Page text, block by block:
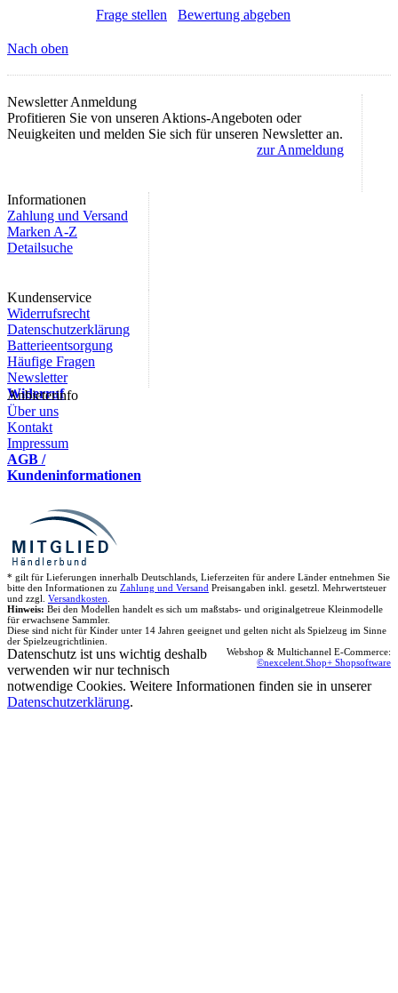
Frage stellen Bewertung abgeben
Nach oben
Newsletter Anmeldung
Profitieren Sie von unseren Aktions-Angeboten oder
Neuigkeiten und melden Sie sich für unseren Newsletter an.
zur Anmeldung
Informationen
Zahlung und Versand
Marken A-Z
Detailsuche
Kundenservice
Widerrufsrecht
Datenschutzerklärung
Batterieentsorgung
Häufige Fragen
Newsletter
Widerruf
Anbieterinfo
Über uns
Kontakt
Impressum
AGB /
Kundeninformationen
* gilt für Lieferungen innerhalb Deutschlands, Lieferzeiten für andere Länder entnehmen Sie
bitte den Informationen zu Zahlung und Versand Preisangaben inkl. gesetzl. Mehrwertsteuer
und zzgl. Versandkosten
Hinweis: Bei den Modellen handelt es sich um maßstabs- und originalgetreue Kleinmodelle
für erwachsene Sammler.
Diese sind nicht für Kinder unter 14 Jahren geeignet und gelten nicht als Spielzeug im Sinne
der Spielzeugrichtlinien.
Webshop & Multichannel E-Commerce:
©nexcelent.Shop+ Shopsoftware
Datenschutz ist uns wichtig deshalb
verwenden wir nur technisch
notwendige Cookies. Weitere Informationen finden sie in unserer
Datenschutzerklärung.